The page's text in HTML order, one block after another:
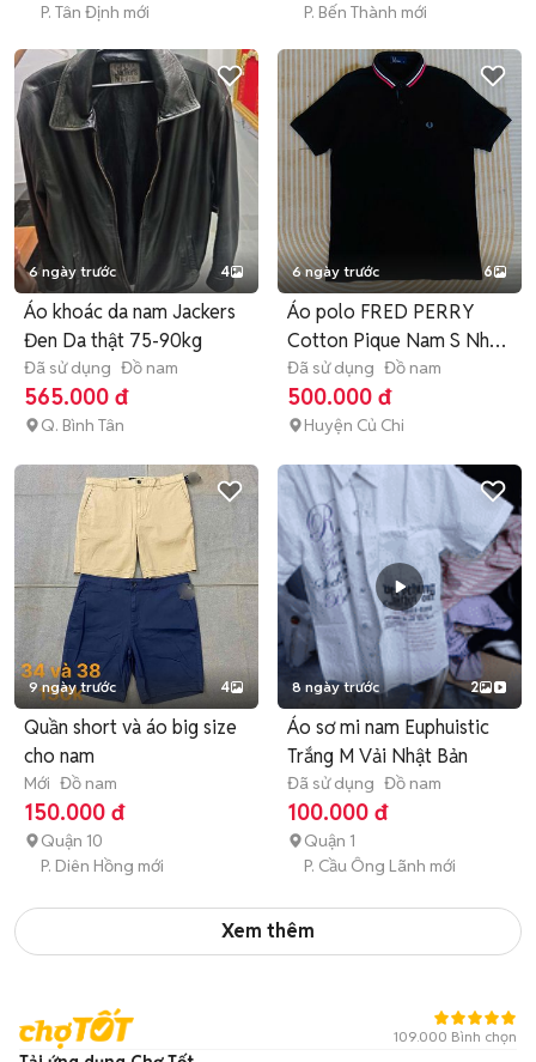
P. Tân Định mới
P. Bến Thành mới
6 ngày trước 4
Áo khoác da nam Jackers
Đen Da thật 75-90kg
Đã sử dụng Đồ nam
565.000 đ
Q. Bình Tân
6 ngày trước 6
Áo polo FRED PERRY
Cotton Pique Nam S Nhật
Bản
Đã sử dụng Đồ nam
500.000 đ
Huyện Củ Chi
9 ngày trước 4
Quần short và áo big size
cho nam
Mới Đồ nam
150.000 đ
Quận 10
P. Diên Hồng mới
8 ngày trước 2
Áo sơ mi nam Euphuistic
Trắng M Vải Nhật Bản
Đã sử dụng Đồ nam
100.000 đ
Quận 1
P. Cầu Ông Lãnh mới
Xem thêm
109.000 Bình chọn